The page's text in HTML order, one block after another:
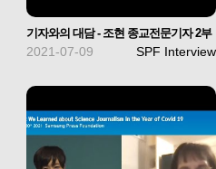
기자와의 대담 - 조현 종교전문기자 2부
2021-07-09 SPF Interview